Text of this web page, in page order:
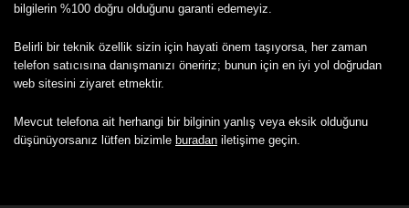
bilgilerin %100 doğru olduğunu garanti edemeyiz.
Belirli bir teknik özellik sizin için hayati önem taşıyorsa, her zaman
telefon satıcısına danışmanızı öneririz; bunun için en iyi yol doğrudan
web sitesini ziyaret etmektir.
Mevcut telefona ait herhangi bir bilginin yanlış veya eksik olduğunu
düşünüyorsanız lütfen bizimle buradan iletişime geçin.